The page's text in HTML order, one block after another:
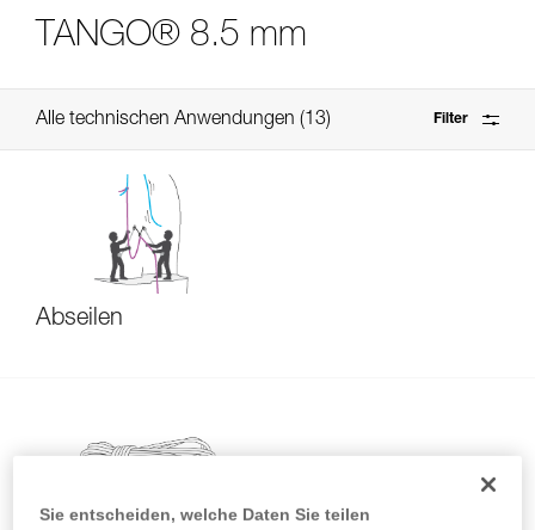
TANGO® 8.5 mm
Alle technischen Anwendungen 13 Filter
Abseilen
Sie entscheiden, welche Daten Sie teilen